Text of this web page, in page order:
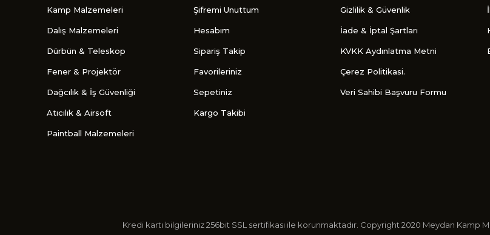
Kamp Malzemeleri
Dalış Malzemeleri
Dürbün & Teleskop
Fener & Projektör
Dağcılık & İş Güvenliği
Atıcılık & Airsoft
Paintball Malzemeleri
Şifremi Unuttum
Hesabım
Sipariş Takip
Favorileriniz
Sepetiniz
Kargo Takibi
Gizlilik & Güvenlik
İade & İptal Şartları
KVKK Aydınlatma Metni
Çerez Politikasi.
Veri Sahibi Başvuru Formu
Kredi kartı bilgileriniz 256bit SSL sertifikası ile korunmaktadır. Copyright 2020 Meydan Kamp